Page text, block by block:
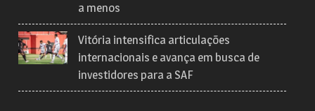
a menos
Vitória intensifica articulações
internacionais e avança em busca de
investidores para a SAF